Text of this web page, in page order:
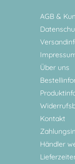
AGB &
Über uns
Kontakt
Händler